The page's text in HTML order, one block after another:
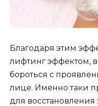
Благодаря этим
лифтинг эффектом,
бороться с
лице. Именно таки
для восстановления